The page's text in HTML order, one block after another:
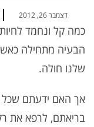
דצמבר 26, 2012
כמה קל ונחמד
הבעיה מתחילה
שלנו חולה.
אך האם ידעתם שכל
בריאתם, לרפא את